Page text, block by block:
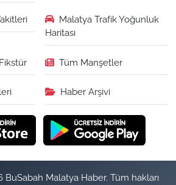
Malatya Trafik Yoğunluk
Haritası
Tüm Manşetler
Haber Arşivi
BuSabah Malatya Haber. Tüm hakları